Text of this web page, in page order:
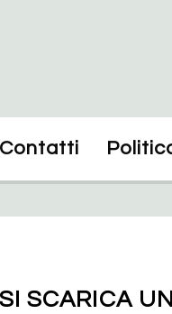
Contatti
SCARICA